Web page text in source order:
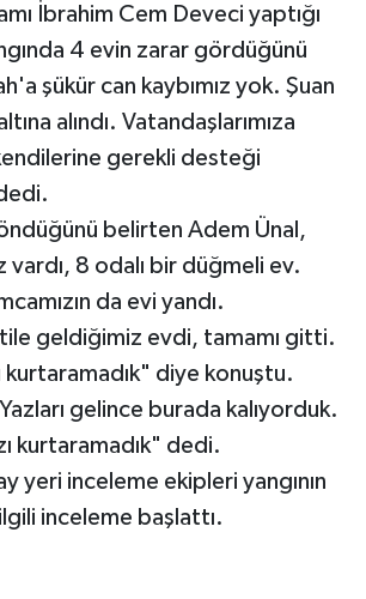
İbrahim Cem Deveci yaptığı
4 evin zarar gördüğünü
şükür can kaybımız yok. Şuan
alındı. Vatandaşlarımıza
gerekli desteği
belirten Adem Ünal,
vardı, 8 odalı bir düğmeli ev.
da evi yandı.
geldiğimiz evdi, tamamı gitti.
kurtaramadık" diye konuştu.
gelince burada kalıyorduk.
kurtaramadık" dedi.
yeri inceleme ekipleri yangının
inceleme başlattı.